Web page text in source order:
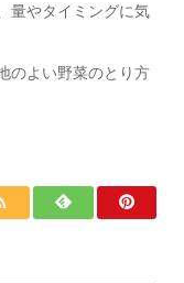
量やタイミングに気
のよい野菜のとり方